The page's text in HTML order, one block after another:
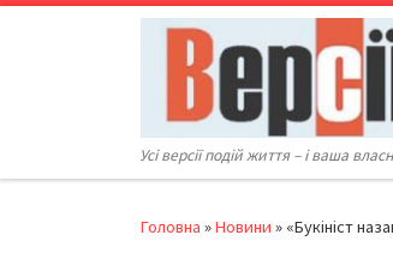
Перейти до вмісту
Усі версії подій життя – і ваша
Головна »Новини » «Букініст